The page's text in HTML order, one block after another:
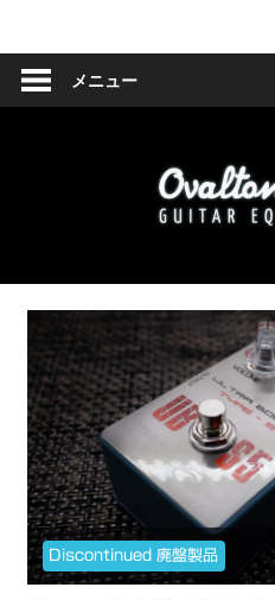
ン
メニュー
Discontinued 廃盤製品